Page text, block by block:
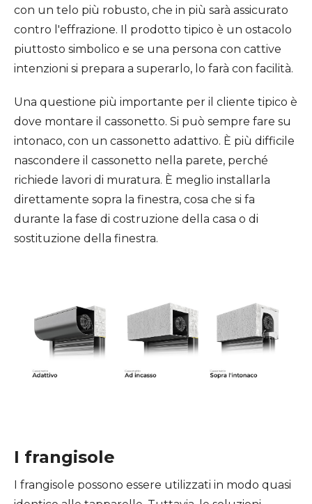
con un telo più robusto, che in più sarà assicurato
contro l'effrazione. Il prodotto tipico è un ostacolo
piuttosto simbolico e se una persona con cattive
intenzioni si prepara a superarlo, lo farà con facilità.
Una questione più importante per il cliente tipico è
dove montare il cassonetto. Si può sempre fare su
intonaco, con un cassonetto adattivo. È più difficile
nascondere il cassonetto nella parete, perché
richiede lavori di muratura. È meglio installarla
direttamente sopra la finestra, cosa che si fa
durante la fase di costruzione della casa o di
sostituzione della finestra.
I frangisole
I frangisole possono essere utilizzati in modo quasi